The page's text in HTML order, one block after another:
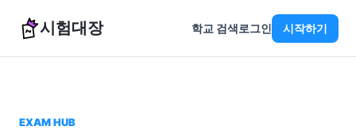
시험대장 학교 검색로그인 시작하기
EXAM HUB